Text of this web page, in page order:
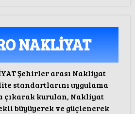
NAKLİYAT
Şehirler arası Nakliyat
standartlarını uygulama
çıkarak kurulan, Nakliyat
büyüyerek ve güçlenerek